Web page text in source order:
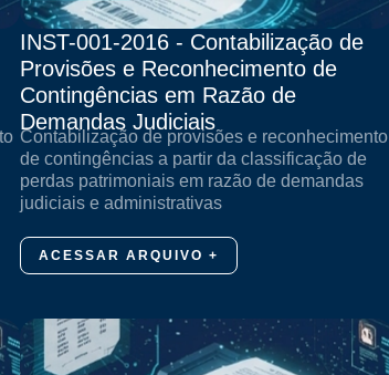
INST-001-2016 - Contabilização de
Provisões e Reconhecimento de
Contingências em Razão de
Demandas Judiciais
Contabilização de provisões e reconhecimento
de contingências a partir da classificação de
perdas patrimoniais em razão de demandas
judiciais e administrativas
ACESSAR ARQUIVO +